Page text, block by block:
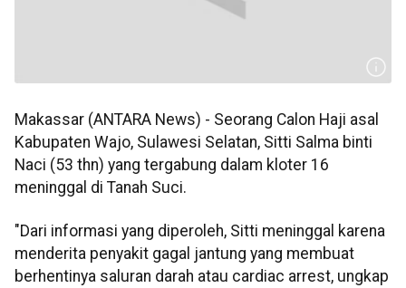
Makassar (ANTARA News) - Seorang Calon Haji asal
Kabupaten Wajo, Sulawesi Selatan, Sitti Salma binti
Naci (53 thn) yang tergabung dalam kloter 16
meninggal di Tanah Suci.
"Dari informasi yang diperoleh, Sitti meninggal karena
menderita penyakit gagal jantung yang membuat
berhentinya saluran darah atau cardiac arrest, ungkap